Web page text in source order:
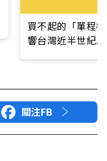
買不起的「單程
響台灣近半世紀
關注FB